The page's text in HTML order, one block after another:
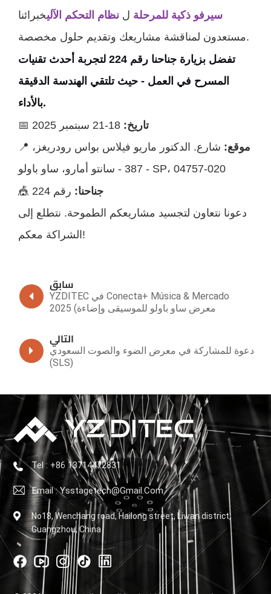
سيرفو ذكية للمرحلة ل نظام التحكم الآليخبرائنا
مستعدون لمناقشة مشاريعك وتقديم حلول مخصصة.
تفضل بزيارة جناحنا رقم 224 لتجربة أحدث تقنيات
المسرح في العمل - حيث تلتقي الهندسة الدقيقة
بالأداء.
📅
تاريخ: 18-21 سبتمبر 2025
📍
موقع: شارع. الدكتور ماريو فيلاس بواس رودريغز،
387 - سانتو أمارو، ساو باولو - SP، 04757-020
🎪
جناحنا: رقم 224
دعونا نتعاون لتجسيد مشاريعكم الطموحة. نتطلع إلى
الشراكة معكم!
سابق
YZDITEC في Conecta+ Música & Mercado
2025 (معرض ساو باولو للموسيقى وإضاءة
التالي
دعوة للمشاركة في معرض الضوء والصوت السعودي
(SLS)
Tel : +86 13714472831
Email : Ysstagetech@gmail.com
No18, Wenchang road, Hailong street, Liwan district,
Guangzhou, China